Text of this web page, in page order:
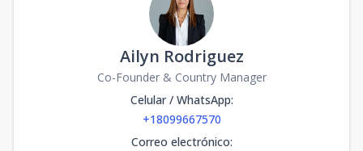
Ailyn Rodriguez
Co-Founder & Country Manager
Celular / WhatsApp:
+18099667570
Correo electrónico: